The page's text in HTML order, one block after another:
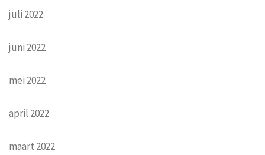
juli 2022
juni 2022
mei 2022
april 2022
maart 2022